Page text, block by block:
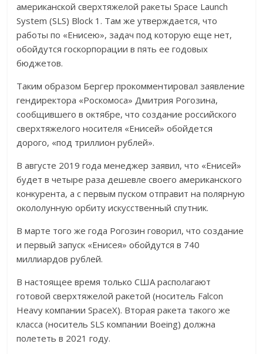
американской сверхтяжелой ракеты Space Launch
System (SLS) Block 1. Там же утверждается, что
работы по «Енисею», задач под которую еще нет,
обойдутся госкорпорации в пять ее годовых
бюджетов.
Таким образом Бергер прокомментировал заявление
гендиректора «Роскомоса» Дмитрия Рогозина,
сообщившего в октябре, что создание российского
сверхтяжелого носителя «Енисей» обойдется
дорого, «под триллион рублей».
В августе 2019 года менеджер заявил, что «Енисей»
будет в четыре раза дешевле своего американского
конкурента, а с первым пуском отправит на полярную
окололунную орбиту искусственный спутник.
В марте того же года Рогозин говорил, что создание
и первый запуск «Енисея» обойдутся в 740
миллиардов рублей.
В настоящее время только США располагают
готовой сверхтяжелой ракетой (носитель Falcon
Heavy компании SpaceX). Вторая ракета такого же
класса (носитель SLS компании Boeing) должна
полететь в 2021 году.